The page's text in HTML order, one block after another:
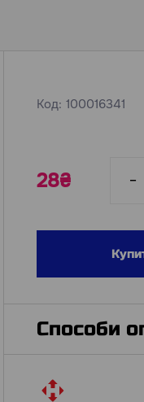
Код: 100016341
28₴
Способи